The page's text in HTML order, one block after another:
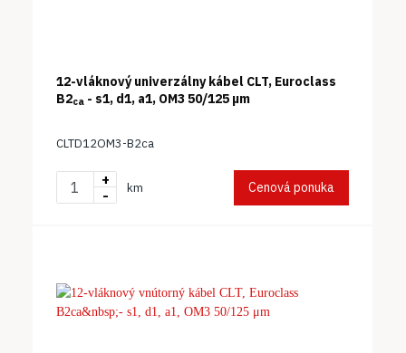
12-vláknový univerzálny kábel CLT, Euroclass
B2ca - s1, d1, a1, OM3 50/125 µm
CLTD12OM3-B2ca
+
-
km Cenová ponuka